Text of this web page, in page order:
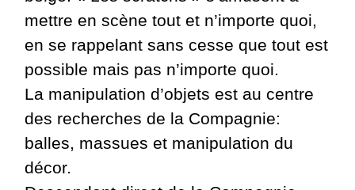
mettre en scène tout et n’importe quoi,
en se rappelant sans cesse que tout est
possible mais pas n’importe quoi.
La manipulation d’objets est au centre
des recherches de la Compagnie:
balles, massues et manipulation du
décor.